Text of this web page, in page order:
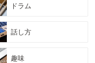
ドラム
話し方
趣味